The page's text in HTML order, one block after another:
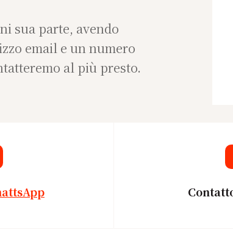
sua parte, avendo
email e un numero
al più presto.